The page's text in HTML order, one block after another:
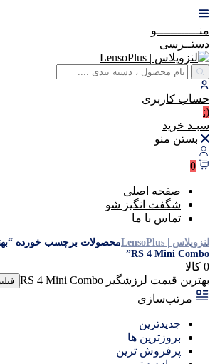
منــــــــــــو
دستــرسی
حساب کاربری
(:
سبـد خرید
بستن منو
0
صفحه اصلی
شگفت انگیز شو
تماس با ما
لنزوپلاس | LensoPlus
محصولات برچسب خورده
RS 4 Mini Combo”
0 کالا
بهترین قیمت لرزشگیر RS 4 Mini Combo
مرتب‌سازی
جدیدترین
بروزترین ها
پرفروش ترین